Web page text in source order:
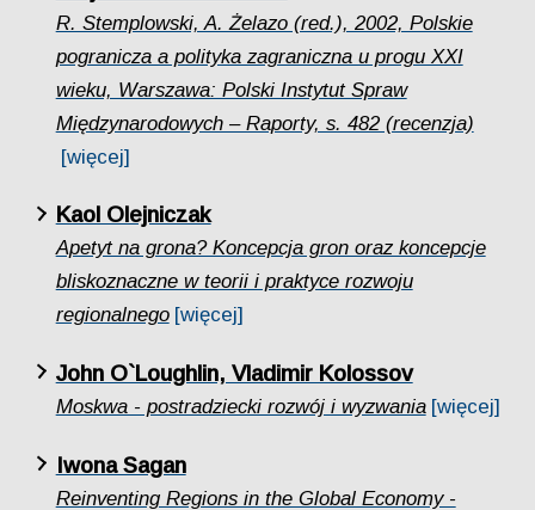
R. Stemplowski, A. Żelazo (red.), 2002, Polskie
pogranicza a polityka zagraniczna u progu XXI
wieku, Warszawa: Polski Instytut Spraw
Międzynarodowych – Raporty, s. 482 (recenzja)
[więcej]
Kaol Olejniczak
Apetyt na grona? Koncepcja gron oraz koncepcje
bliskoznaczne w teorii i praktyce rozwoju
regionalnego [więcej]
John O`Loughlin, Vladimir Kolossov
Moskwa - postradziecki rozwój i wyzwania [więcej]
Iwona Sagan
Reinventing Regions in the Global Economy -